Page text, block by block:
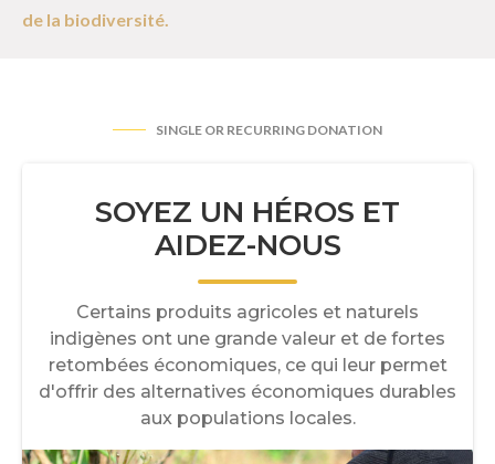
de la biodiversité.
SINGLE OR RECURRING DONATION